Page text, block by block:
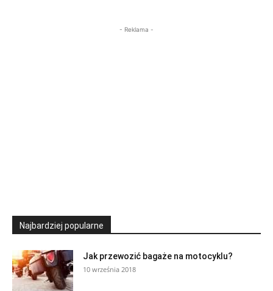
- Reklama -
Najbardziej popularne
Jak przewozić bagaże na motocyklu?
10 września 2018